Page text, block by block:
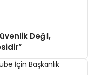
Değil,